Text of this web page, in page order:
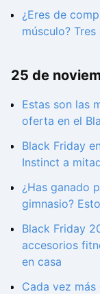
¿Eres de
músculo?
25 de
Estas son las
oferta en el
Black Friday
Instinct a
¿Has ganado
gimnasio?
Black Friday
accesorios
en casa
Cada vez